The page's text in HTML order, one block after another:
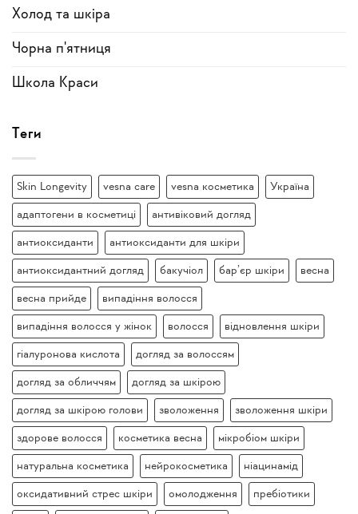
Холод та шкіра
Чорна п'ятниця
Школа Краси
Теги
Skin Longevity vesna care vesna косметика Україна
адаптогени в косметиці антивіковий догляд
антиоксиданти антиоксиданти для шкіри
антиоксидантний догляд бакучіол бар’єр шкіри весна
весна прийде випадіння волосся
випадіння волосся у жінок волосся відновлення шкіри
гіалуронова кислота догляд за волоссям
догляд за обличчям догляд за шкірою
догляд за шкірою голови зволоження зволоження шкіри
здорове волосся косметика весна мікробіом шкіри
натуральна косметика нейрокосметика ніацинамід
оксидативний стрес шкіри омолодження пребіотики